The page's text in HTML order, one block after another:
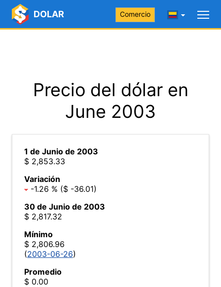
DOLAR Comercio
Precio del dólar en
June 2003
1 de Junio de 2003
$ 2,853.33
Variación
-1.26 % ($ -36.01)
30 de Junio de 2003
$ 2,817.32
Mínimo
$ 2,806.96
(2003-06-26)
Promedio
$ 0.00